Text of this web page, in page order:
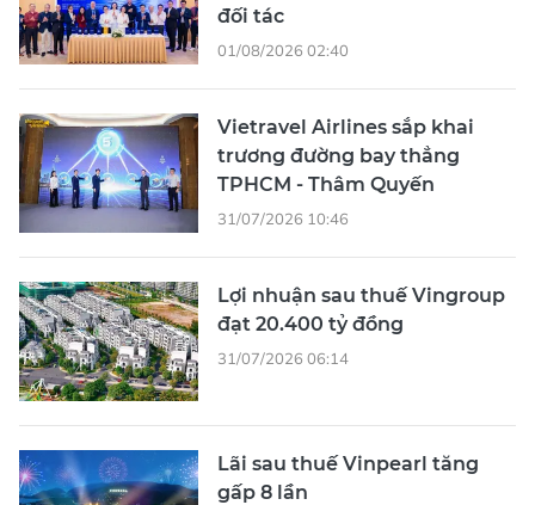
đối tác
01/08/2026 02:40
Vietravel Airlines sắp khai
trương đường bay thẳng
TPHCM - Thâm Quyến
31/07/2026 10:46
Lợi nhuận sau thuế Vingroup
đạt 20.400 tỷ đồng
31/07/2026 06:14
Lãi sau thuế Vinpearl tăng
gấp 8 lần